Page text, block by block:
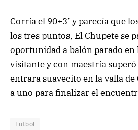
Corría el 90+3’ y parecía que
los tres puntos, El Chupete se
oportunidad a balón parado en
visitante y con maestría
entrara suavecito en la valla de
a uno para finalizar el
Futbol